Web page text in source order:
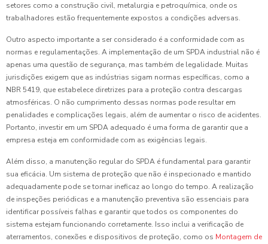
setores como a construção civil, metalurgia e petroquímica, onde os
trabalhadores estão frequentemente expostos a condições adversas.
Outro aspecto importante a ser considerado é a conformidade com as
normas e regulamentações. A implementação de um SPDA industrial não é
apenas uma questão de segurança, mas também de legalidade. Muitas
jurisdições exigem que as indústrias sigam normas específicas, como a
NBR 5419, que estabelece diretrizes para a proteção contra descargas
atmosféricas. O não cumprimento dessas normas pode resultar em
penalidades e complicações legais, além de aumentar o risco de acidentes.
Portanto, investir em um SPDA adequado é uma forma de garantir que a
empresa esteja em conformidade com as exigências legais.
Além disso, a manutenção regular do SPDA é fundamental para garantir
sua eficácia. Um sistema de proteção que não é inspecionado e mantido
adequadamente pode se tornar ineficaz ao longo do tempo. A realização
de inspeções periódicas e a manutenção preventiva são essenciais para
identificar possíveis falhas e garantir que todos os componentes do
sistema estejam funcionando corretamente. Isso inclui a verificação de
aterramentos, conexões e dispositivos de proteção, como os Montagem de